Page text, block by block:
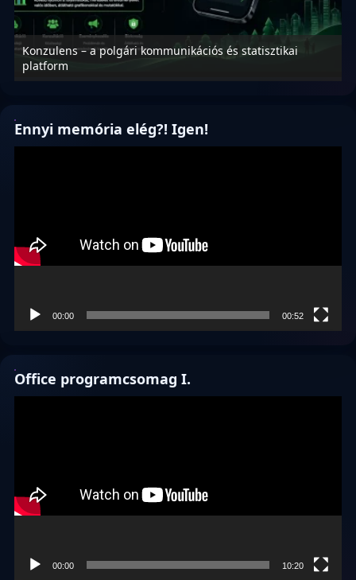
Konzulens – a polgári kommunikációs és statisztikai
platform
Ennyi memória elég?! Igen!
00:00 00:52
Office programcsomag I.
00:00 10:20